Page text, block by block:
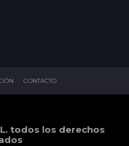
CONTACTO
todos los derechos